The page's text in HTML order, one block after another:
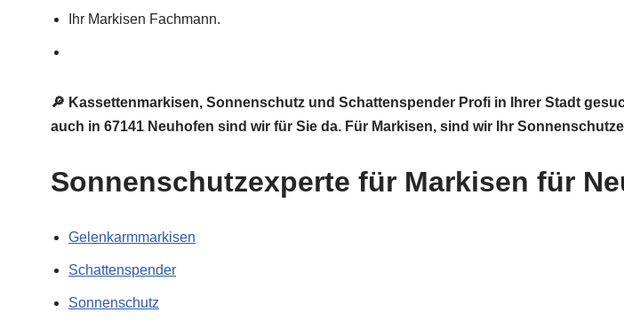
Ihr Markisen Fachmann.
🔎 Kassettenmarkisen, Sonnenschutz und Schattenspender Profi in Ihrer Stadt
auch in 67141 Neuhofen sind wir für Sie da. Für Markisen, sind wir Ihr
Sonnenschutzexperte für Markisen für
Gelenkarmmarkisen
Schattenspender
Sonnenschutz